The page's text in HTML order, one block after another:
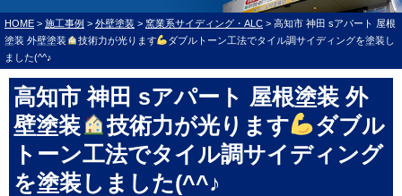
HOME > 施工事例 > 外壁塗装 > 窯業系サイディング・ALC > 高知市 神田 sアパート 屋根
塗装 外壁塗装
技術力が光ります
ダブルトーン工法でタイル調サイディングを塗装し
ました(^^♪
高知市 神田 sアパート 屋根塗装 外
壁塗装
技術力が光ります
ダブル
トーン工法でタイル調サイディング
を塗装しました(^^♪